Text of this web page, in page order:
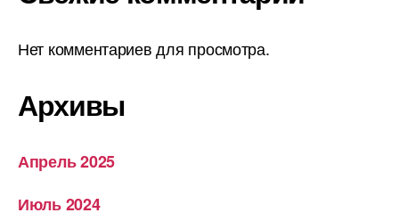
Нет комментариев для просмотра.
Архивы
Апрель 2025
Июль 2024